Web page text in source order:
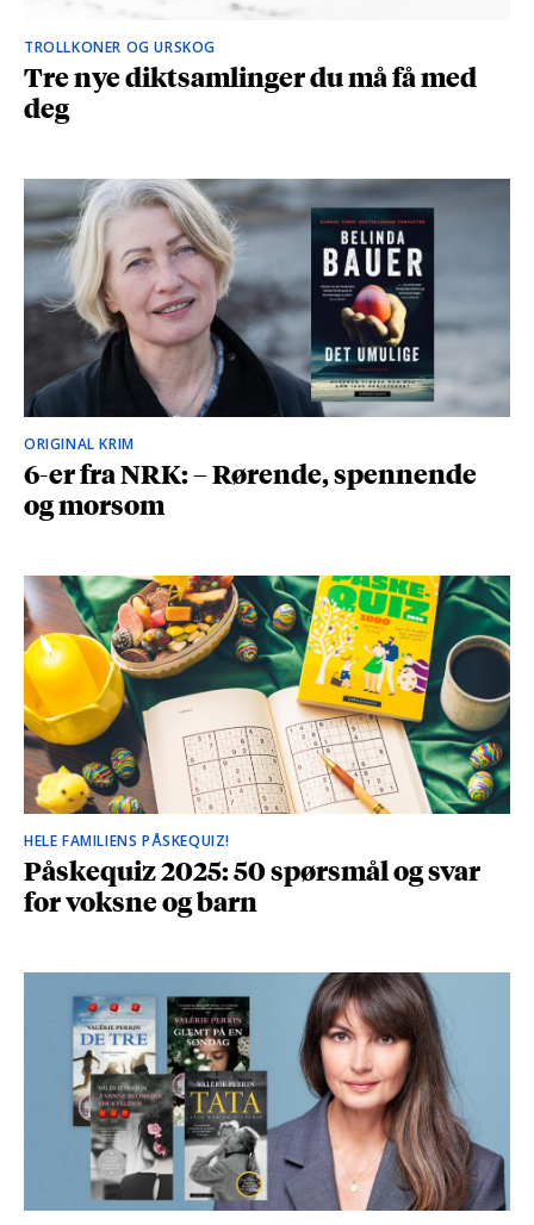
TROLLKONER OG URSKOG
Tre nye diktsamlinger du må få med
deg
ORIGINAL KRIM
6-er fra NRK: – Rørende, spennende
og morsom
HELE FAMILIENS PÅSKEQUIZ!
Påskequiz 2025: 50 spørsmål og svar
for voksne og barn